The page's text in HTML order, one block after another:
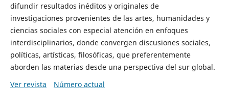
difundir resultados inéditos y originales de
investigaciones provenientes de las artes, humanidades y
ciencias sociales con especial atención en enfoques
interdisciplinarios, donde convergen discusiones sociales,
políticas, artísticas, filosóficas, que preferentemente
aborden las materias desde una perspectiva del sur global.
Ver revista
Número actual